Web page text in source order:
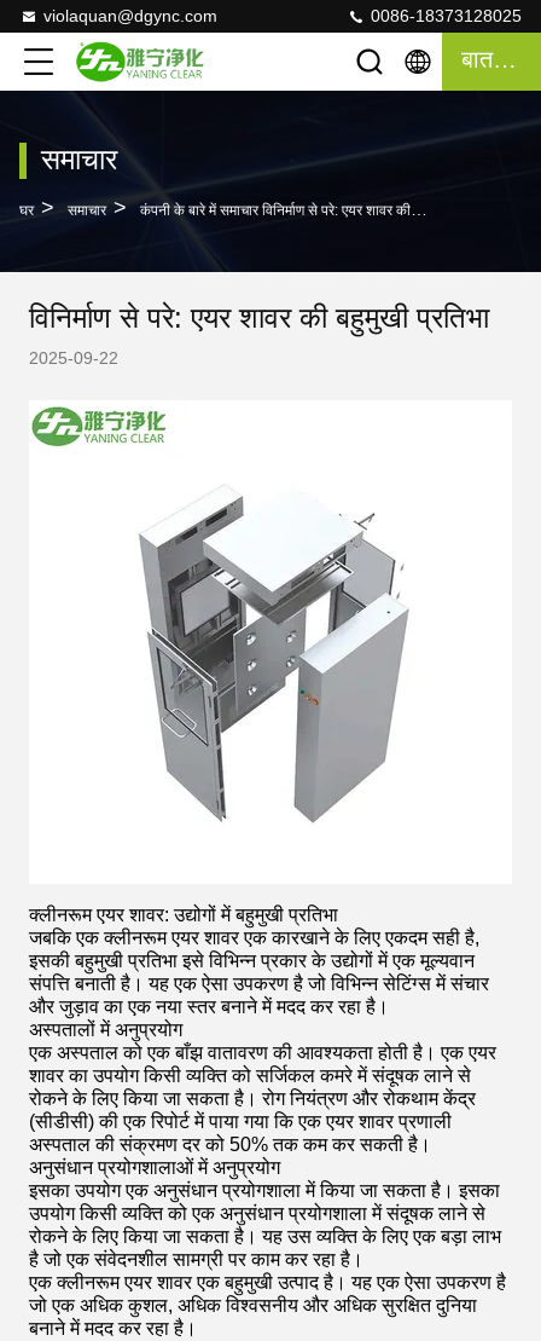
violaquan@dgync.com 0086-18373128025
बात करना
समाचार
घर > समाचार > कंपनी के बारे में समाचार विनिर्माण से परे: एयर शावर की बहुमुखी प्रतिभा
विनिर्माण से परे: एयर शावर की बहुमुखी प्रतिभा
2025-09-22
क्लीनरूम एयर शावर: उद्योगों में बहुमुखी प्रतिभा
जबकि एकक्लीनरूम एयर शावरएक कारखाने के लिए एकदम सही है,
इसकी बहुमुखी प्रतिभा इसे विभिन्न प्रकार के उद्योगों में एक मूल्यवान
संपत्ति बनाती है। यह एक ऐसा उपकरण है जो विभिन्न सेटिंग्स में संचार
और जुड़ाव का एक नया स्तर बनाने में मदद कर रहा है।
अस्पतालों में अनुप्रयोग
एक अस्पताल को एक बाँझ वातावरण की आवश्यकता होती है। एक एयर
शावर का उपयोग किसी व्यक्ति को सर्जिकल कमरे में संदूषक लाने से
रोकने के लिए किया जा सकता है। रोग नियंत्रण और रोकथाम केंद्र
(सीडीसी) की एक रिपोर्ट में पाया गया कि एक एयर शावर प्रणाली
अस्पताल की संक्रमण दर को 50%तक कम कर सकती है।
अनुसंधान प्रयोगशालाओं में अनुप्रयोग
इसका उपयोग एक अनुसंधान प्रयोगशाला में किया जा सकता है। इसका
उपयोग किसी व्यक्ति को एक अनुसंधान प्रयोगशाला में संदूषक लाने से
रोकने के लिए किया जा सकता है। यह उस व्यक्ति के लिए एक बड़ा लाभ
है जो एक संवेदनशील सामग्री पर काम कर रहा है।
एक क्लीनरूम एयर शावर एक बहुमुखी उत्पाद है। यह एक ऐसा उपकरण है
जो एक अधिक कुशल, अधिक विश्वसनीय और अधिक सुरक्षित दुनिया
बनाने में मदद कर रहा है।